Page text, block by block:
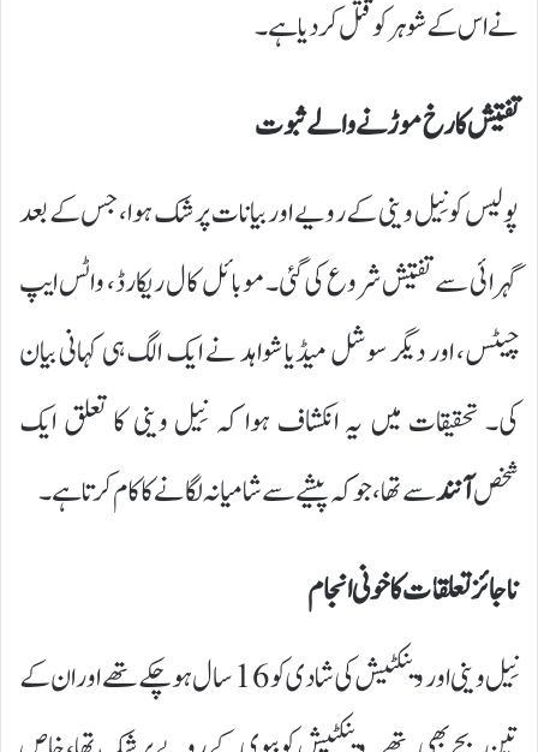
نے اس کے شوہر کو قتل کر دیا ہے۔
تفتیش کا رخ موڑنے والے ثبوت
پولیس کو نِیل وینی کے رویے اور بیانات پر شک ہوا، جس کے بعد
گہرائی سے تفتیش شروع کی گئی۔ موبائل کال ریکارڈ، واٹس ایپ
چیٹس، اور دیگر سوشل میڈیا شواہد نے ایک الگ ہی کہانی بیان
کی۔ تحقیقات میں یہ انکشاف ہوا کہ نِیل وینی کا تعلق ایک
شخصآنندسے تھا، جو کہ پیشے سے شامیانہ لگانے کا کام کرتا ہے۔
ناجائز تعلقات کا خونی انجام
نِیل وینی اور وینکٹیش کی شادی کو 16 سال ہو چکے تھے اور ان کے